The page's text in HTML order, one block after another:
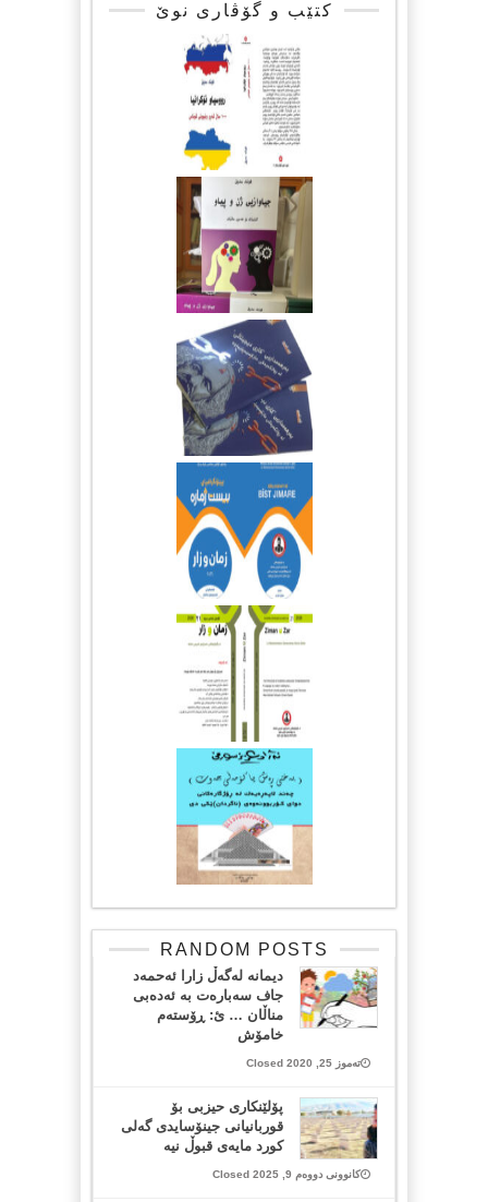
کتێب و گۆڤاری نوێ
RANDOM POSTS
دیمانە لەگەڵ زارا ئەحمەد
جاف سەبارەت بە ئەدەبی
مناڵان … ئ: ڕۆستەم
خامۆش
تەموز 25, 2020 Closed
پۆلێنکاری حیزبی بۆ
قوربانیانی جینۆسایدی گەلی
کورد مایەی قبوڵ نیە
کانوونی دووەم 9, 2025 Closed